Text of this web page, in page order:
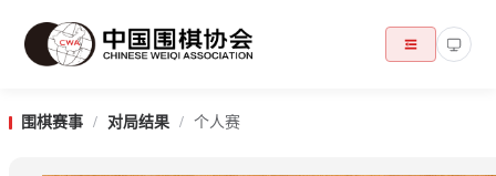
围棋赛事 / 对局结果 / 个人赛